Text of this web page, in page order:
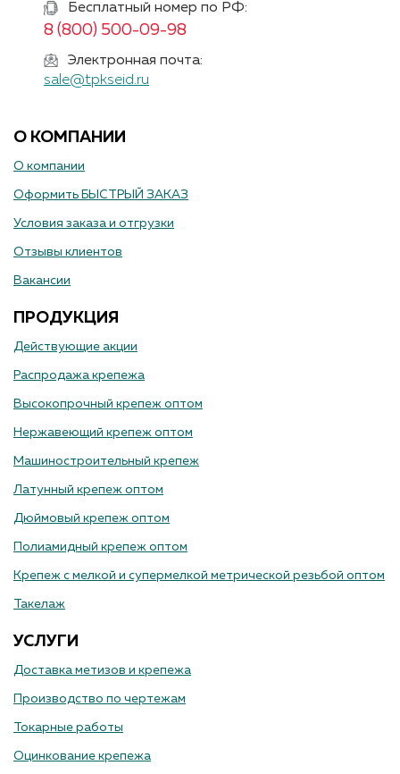
Бесплатный номер по РФ:
8 (800) 500-09-98
Электронная почта:
sale@tpkseid.ru
О КОМПАНИИ
О компании
Оформить БЫСТРЫЙ ЗАКАЗ
Условия заказа и отгрузки
Отзывы клиентов
Вакансии
ПРОДУКЦИЯ
Действующие акции
Распродажа крепежа
Высокопрочный крепеж оптом
Нержавеющий крепеж оптом
Машиностроительный крепеж
Латунный крепеж оптом
Дюймовый крепеж оптом
Полиамидный крепеж оптом
Крепеж с мелкой и супермелкой метрической резьбой оптом
Такелаж
УСЛУГИ
Доставка метизов и крепежа
Производство по чертежам
Токарные работы
Оцинкование крепежа